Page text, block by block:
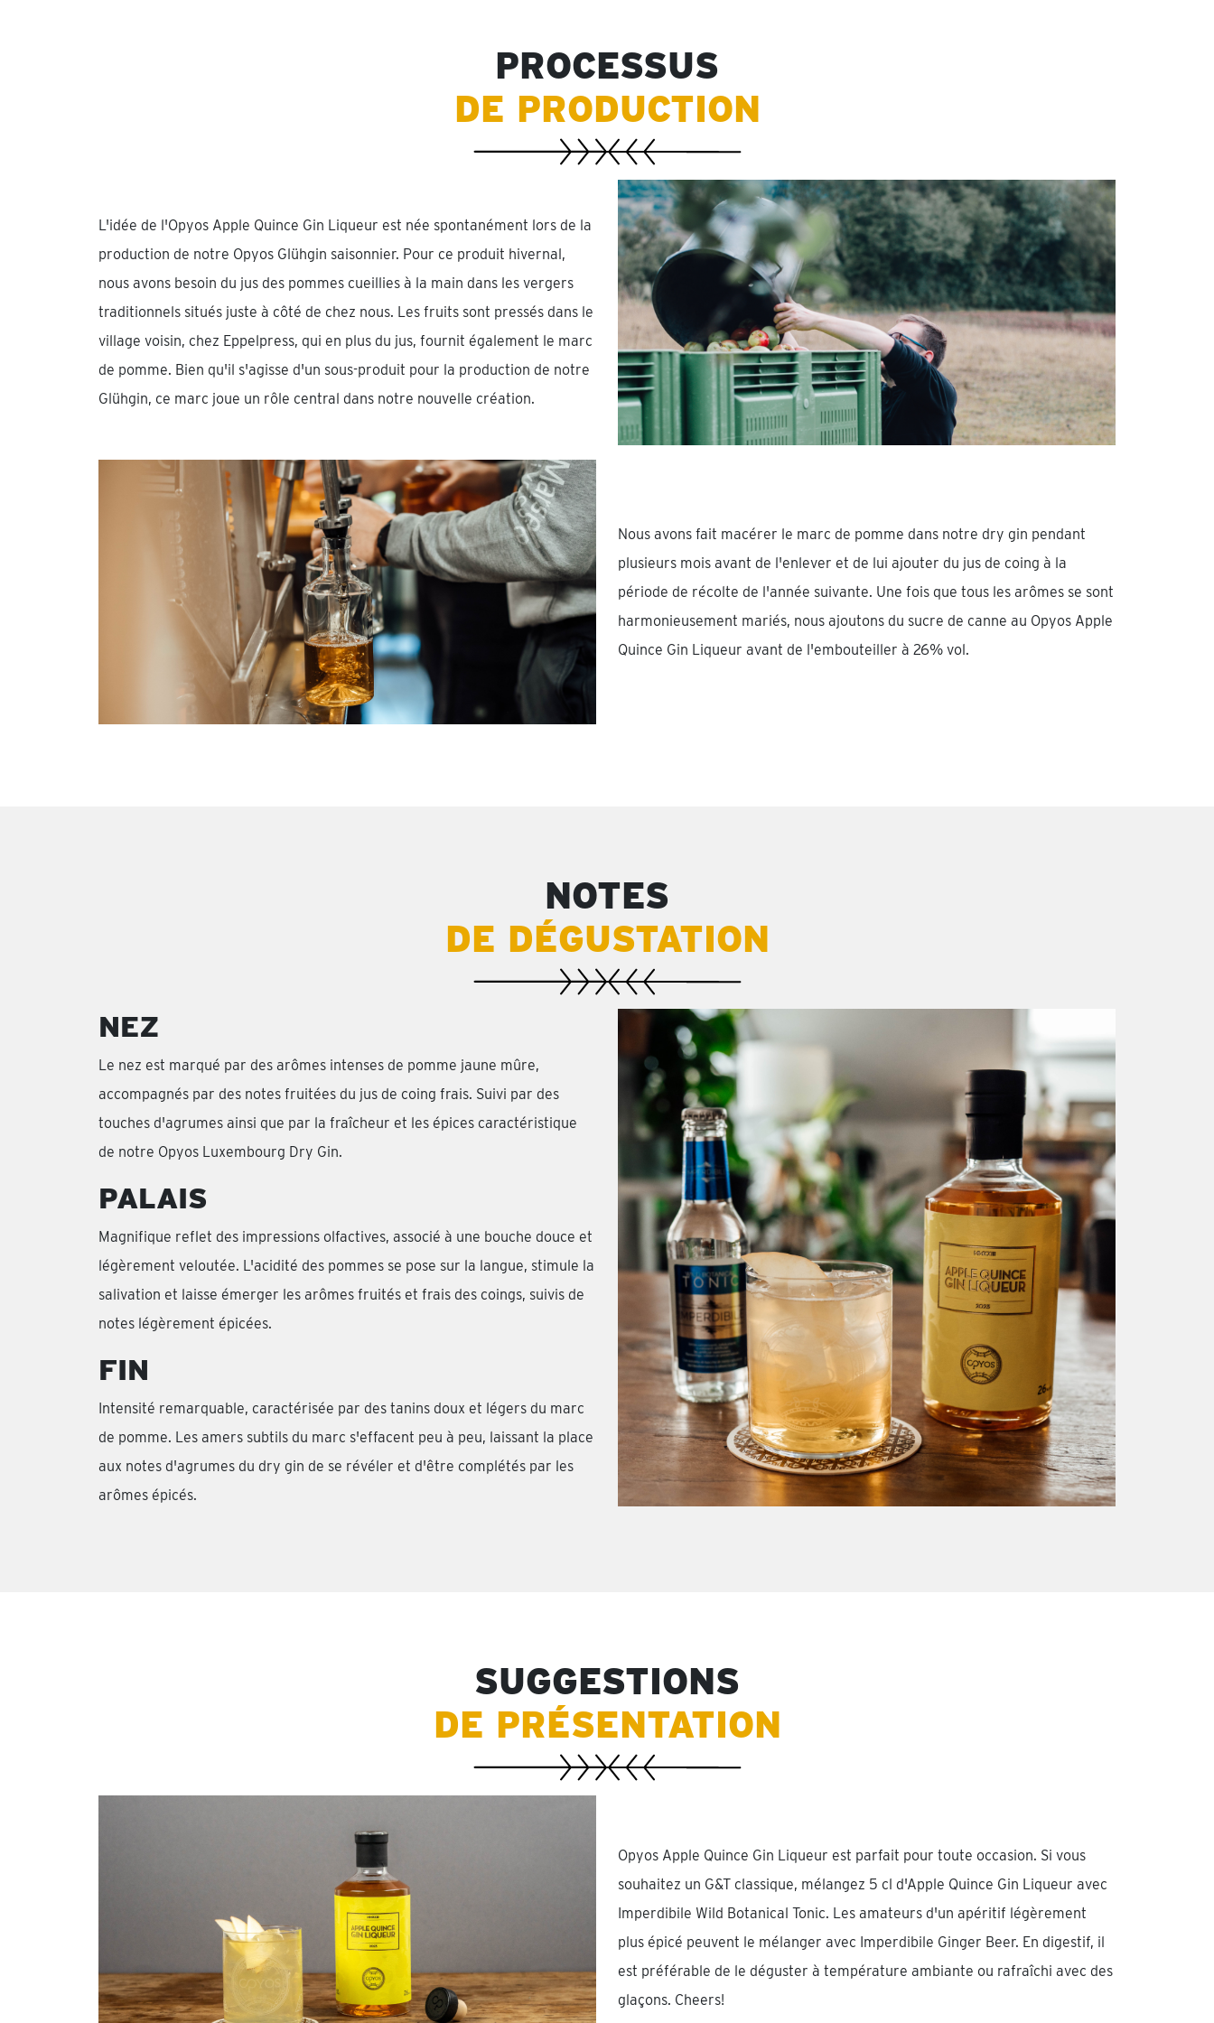
PROCESSUS
DE PRODUCTION
L'idée de l'Opyos Apple Quince Gin Liqueur est née spontanément lors de la
production de notre Opyos Glühgin saisonnier. Pour ce produit hivernal,
nous avons besoin du jus des pommes cueillies à la main dans les vergers
traditionnels situés juste à côté de chez nous. Les fruits sont pressés dans le
village voisin, chez Eppelpress, qui en plus du jus, fournit également le marc
de pomme. Bien qu'il s'agisse d'un sous-produit pour la production de notre
Glühgin, ce marc joue un rôle central dans notre nouvelle création.
Nous avons fait macérer le marc de pomme dans notre dry gin pendant
plusieurs mois avant de l'enlever et de lui ajouter du jus de coing à la
période de récolte de l'année suivante. Une fois que tous les arômes se sont
harmonieusement mariés, nous ajoutons du sucre de canne au Opyos Apple
Quince Gin Liqueur avant de l'embouteiller à 26% vol.
NOTES
DE DÉGUSTATION
NEZ
Le nez est marqué par des arômes intenses de pomme jaune mûre,
accompagnés par des notes fruitées du jus de coing frais. Suivi par des
touches d'agrumes ainsi que par la fraîcheur et les épices caractéristique
de notre Opyos Luxembourg Dry Gin.
PALAIS
Magnifique reflet des impressions olfactives, associé à une bouche douce et
légèrement veloutée. L'acidité des pommes se pose sur la langue, stimule la
salivation et laisse émerger les arômes fruités et frais des coings, suivis de
notes légèrement épicées.
FIN
Intensité remarquable, caractérisée par des tanins doux et légers du marc
de pomme. Les amers subtils du marc s'effacent peu à peu, laissant la place
aux notes d'agrumes du dry gin de se révéler et d'être complétés par les
arômes épicés.
SUGGESTIONS
DE PRÉSENTATION
Opyos Apple Quince Gin Liqueur est parfait pour toute occasion. Si vous
souhaitez un G&T classique, mélangez 5 cl d'Apple Quince Gin Liqueur avec
Imperdibile Wild Botanical Tonic. Les amateurs d'un apéritif légèrement
plus épicé peuvent le mélanger avec Imperdibile Ginger Beer. En digestif, il
est préférable de le déguster à température ambiante ou rafraîchi avec des
glaçons. Cheers!